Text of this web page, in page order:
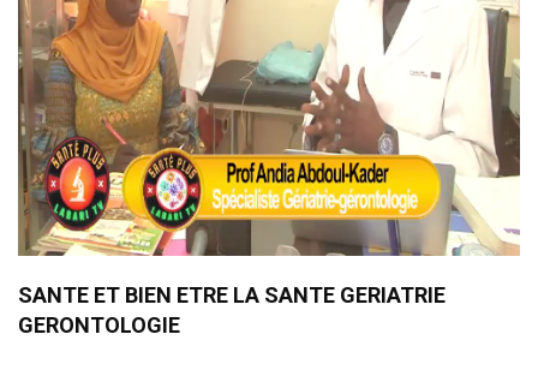
SANTE ET BIEN ETRE LA SANTE GERIATRIE
GERONTOLOGIE